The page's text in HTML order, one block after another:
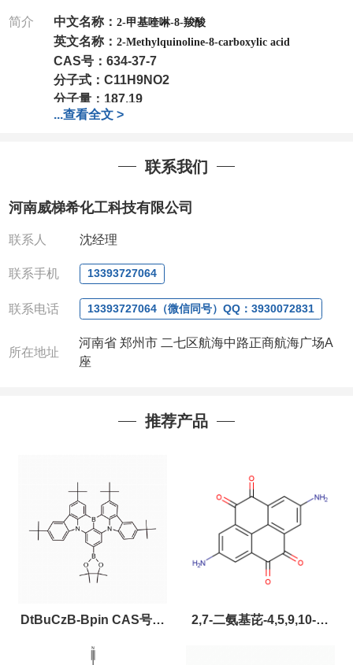
简介 中文名称： 2-甲基喹啉-8-羧酸
英文名称： 2-Methylquinoline-8-carboxylic acid
CAS号： 634-37-7
分子式： C11H9NO2
分子量： 187.19
包装：1Mg ; 5Mg;10Mg ;100Mg;250Mg ;500Mg
我司对高校及科研单位先发货和
作中有用到的试剂,欢迎前来询购
电话:0371-63377391/13393727064
QQ:3930072831
:13393727064
联系人: 沈晓东(欢迎致电
...查看全文 >
联系我们
河南威梯希化工科技有限公司
联系人 沈经理
联系手机 13393727064
联系电话 13393727064（微信同号）QQ：3930072831
所在地址
河南省 郑州市 二七区航海中路正商航海广场A
座
推荐产品
DtBuCzB-Bpin CAS号：
2643331-97-7
2,7-二氨基芘-4,5,9,10-四